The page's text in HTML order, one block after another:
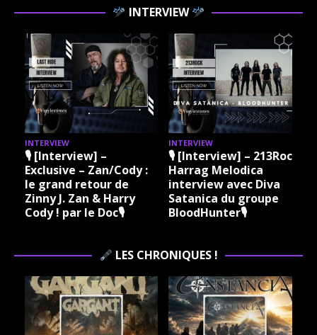
INTERVIEW
INTERVIEW
🎙 [Interview] –
Exclusive – Zan/Cody :
le grand retour de
Zinny J. Zan & Harry
Cody ! par le Doc🎙
INTERVIEW
🎙 [Interview] – 213Rock
Harrag Melodica
interview avec Diva
Satanica du groupe
BloodHunter🎙
LES CHRONIQUES !